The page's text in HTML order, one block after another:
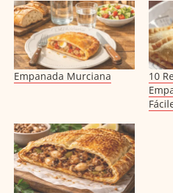
Empanada Murciana
10